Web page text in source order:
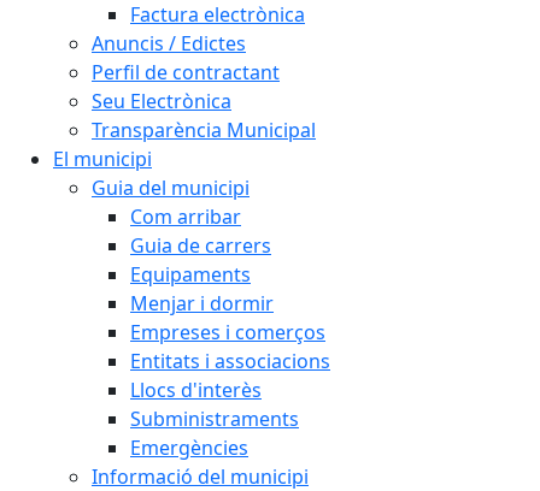
Factura electrònica
Anuncis / Edictes
Perfil de contractant
Seu Electrònica
Transparència Municipal
El municipi
Guia del municipi
Com arribar
Guia de carrers
Equipaments
Menjar i dormir
Empreses i comerços
Entitats i associacions
Llocs d'interès
Subministraments
Emergències
Informació del municipi